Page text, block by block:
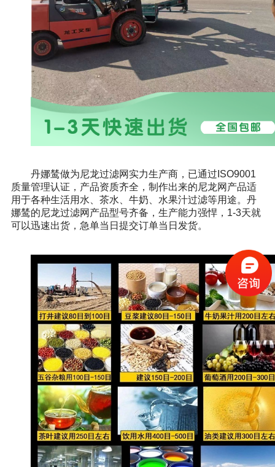
丹娜鸶做为尼龙过滤网实力生产商，已通过ISO9001
质量管理认证，产品资质齐全，制作出来的尼龙网产品适
用于各种生活用水、茶水、牛奶、水果汁过滤等用途。丹
娜鸶的尼龙过滤网产品型号齐备，生产能力强悍，1-3天就
可以迅速出货，急单当日提交订单当日发货。